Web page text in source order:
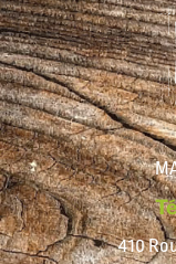
410